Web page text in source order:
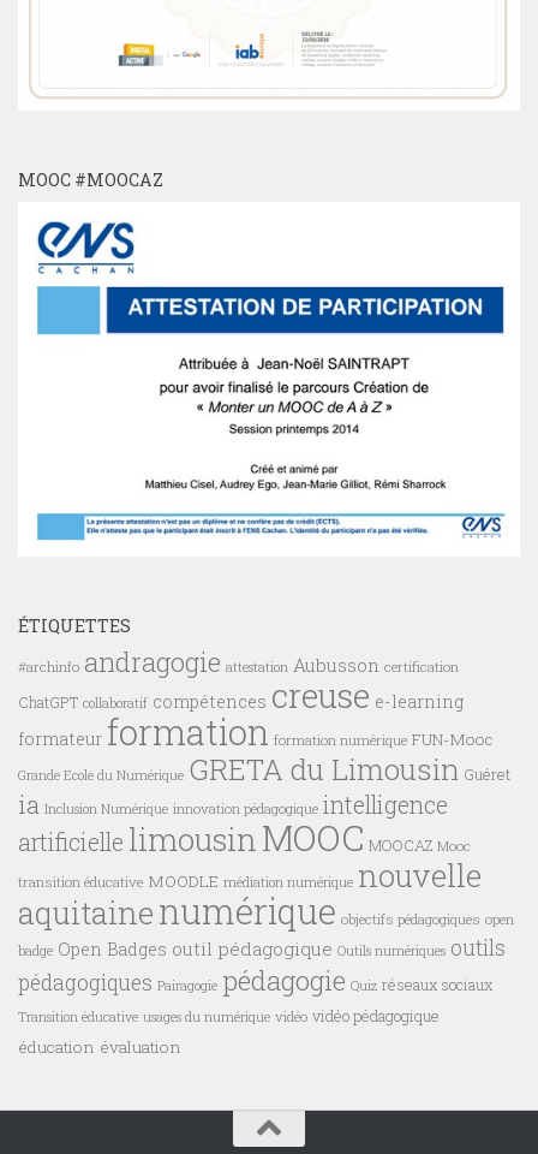
MOOC #MOOCAZ
ÉTIQUETTES
#archinfo andragogie attestation Aubusson certification
ChatGPT collaboratif compétences creuse e-learning
formateur formation formation numérique FUN-Mooc
Grande Ecole du Numérique GRETA du Limousin Guéret
ia Inclusion Numérique innovation pédagogique intelligence
artificielle limousinMOOC MOOCAZ Mooc
transition éducative MOODLE médiation numérique nouvelle
aquitainenumérique objectifs pédagogiques open
badge Open Badges outil pédagogique Outils numériques outils
pédagogiques Pairagogie pédagogie Quiz réseaux sociaux
Transition éducative usages du numérique vidéo vidéo pédagogique
éducation évaluation